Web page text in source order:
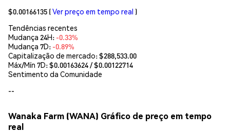
$0.00166135 (Ver preço em tempo real )
Tendências recentes
Mudança 24H: -0.33%
Mudança 7D: -0.89%
Capitalização de mercado:$288,533.00
Máx/Mín 7D: $0.00163624/ $0.00122714
Sentimento da Comunidade
--
Wanaka Farm (WANA) Gráfico de preço em tempo
real